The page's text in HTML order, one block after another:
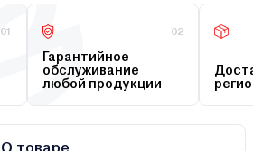
01 02
Гарантийное
обслуживание
любой продукции